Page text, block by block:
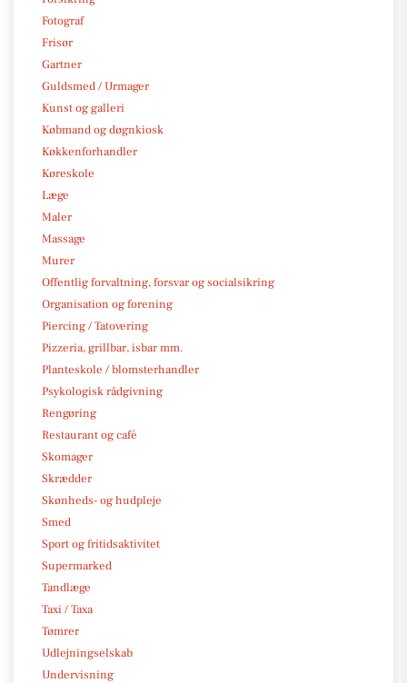
Fotograf
Frisør
Gartner
Guldsmed / Urmager
Kunst og galleri
Købmand og døgnkiosk
Køkkenforhandler
Køreskole
Læge
Maler
Massage
Murer
Offentlig forvaltning, forsvar og socialsikring
Organisation og forening
Piercing / Tatovering
Pizzeria, grillbar, isbar mm.
Planteskole / blomsterhandler
Psykologisk rådgivning
Rengøring
Restaurant og café
Skomager
Skrædder
Skønheds- og hudpleje
Smed
Sport og fritidsaktivitet
Supermarked
Tandlæge
Taxi / Taxa
Tømrer
Udlejningselskab
Undervisning